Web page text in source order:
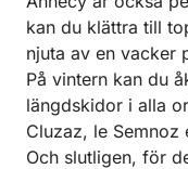
kan du klättra till
njuta av en vacker
På vintern kan du
längdskidor i alla
Cluzaz, le Semnoz
Och slutligen, för